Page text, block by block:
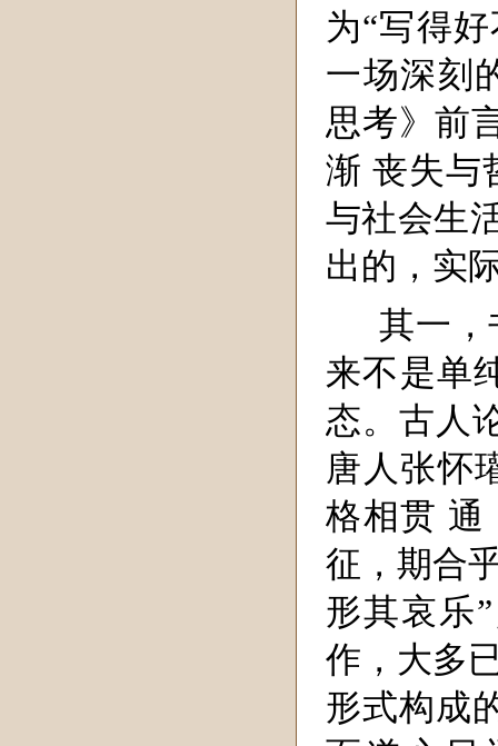
为“写得
一场深刻
思考》前
渐 丧失与
与社会生
出的，实
其一，
来不是单
态。古人
唐人张怀
格相贯 通
征，期合
形其哀乐
作，大多
形式构成